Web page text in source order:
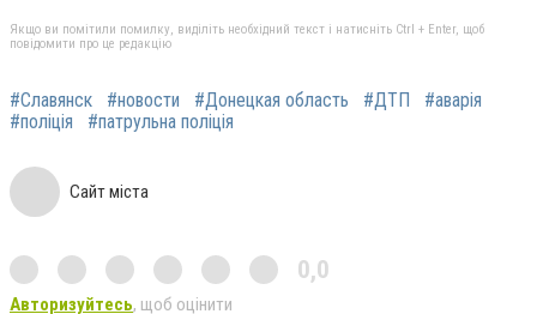
Якщо ви помітили помилку, виділіть необхідний текст і натисніть Ctrl + Enter, щоб
повідомити про це редакцію
#Славянск #новости #Донецкая область #ДТП
#аварія
#поліція
#патрульна поліція
Сайт міста
0,0
Авторизуйтесь, щоб оцінити